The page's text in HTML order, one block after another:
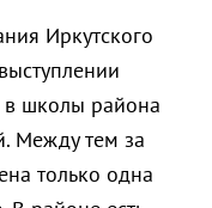
Иркутского
в школы района
Между тем за
только одна